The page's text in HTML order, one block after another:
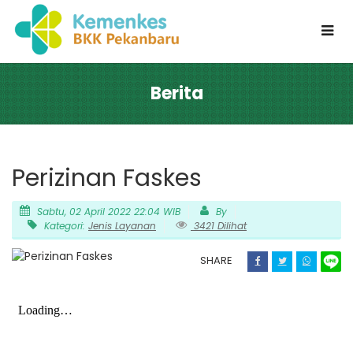
Berita
Perizinan Faskes
Sabtu, 02 April 2022 22:04 WIB
By
Kategori: Jenis Layanan 3421 Dilihat
SHARE